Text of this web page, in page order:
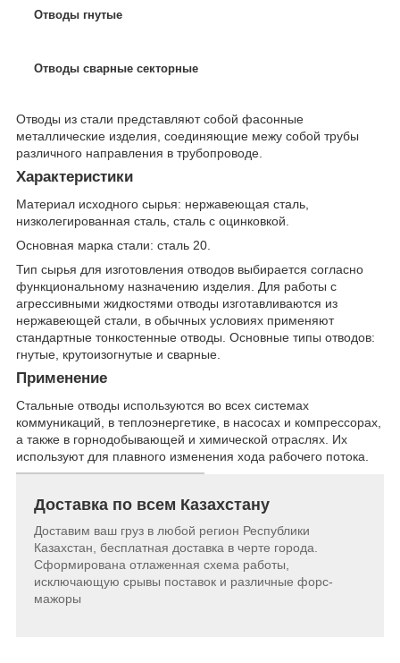
Отводы гнутые
Отводы сварные секторные
Отводы из стали представляют собой фасонные
металлические изделия, соединяющие межу собой трубы
различного направления в трубопроводе.
Характеристики
Материал исходного сырья: нержавеющая сталь,
низколегированная сталь, сталь с оцинковкой.
Основная марка стали: сталь 20.
Тип сырья для изготовления отводов выбирается согласно
функциональному назначению изделия. Для работы с
агрессивными жидкостями отводы изготавливаются из
нержавеющей стали, в обычных условиях применяют
стандартные тонкостенные отводы. Основные типы отводов:
гнутые, крутоизогнутые и сварные.
Применение
Стальные отводы используются во всех системах
коммуникаций, в теплоэнергетике, в насосах и компрессорах,
а также в горнодобывающей и химической отраслях. Их
используют для плавного изменения хода рабочего потока.
Доставка по всем Казахстану
Доставим ваш груз в любой регион Республики
Казахстан, бесплатная доставка в черте города.
Сформирована отлаженная схема работы,
исключающую срывы поставок и различные форс-
мажоры